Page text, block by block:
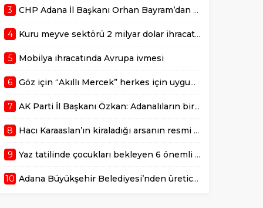
bölgesindeki yaklaşık 7,5
kiralanmasına ilişkin yeni
söz konusu...
3 CHP Adana İl Başkanı Orhan Bayram’dan AK Parti İl Başkanı Mustafa Özkan’a cevap!
4 Kuru meyve sektörü 2 milyar dolar ihracat hedefi için Ankara’dan destek istedi
5 Mobilya ihracatında Avrupa ivmesi
6 Göz için “Akıllı Mercek” herkes için uygun mu?
7 AK Parti İl Başkanı Özkan: Adanalıların bir metrekare malını kimseye yedirmeyiz!
8 Hacı Karaaslan’ın kiraladığı arsanın resmi kiracısı bakın kim çıktı!
9 Yaz tatilinde çocukları bekleyen 6 önemli sağlık riski!
10 Adana Büyükşehir Belediyesi’nden üreticiye 168 adet süt sağım makinesi